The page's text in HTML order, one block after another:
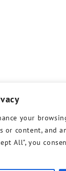
your
or content, and
All", you